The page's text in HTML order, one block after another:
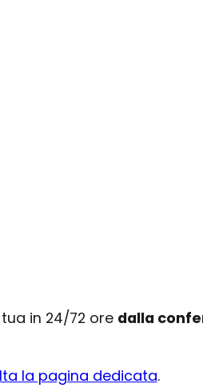
in 24/72 ore dalla
la pagina dedicata.